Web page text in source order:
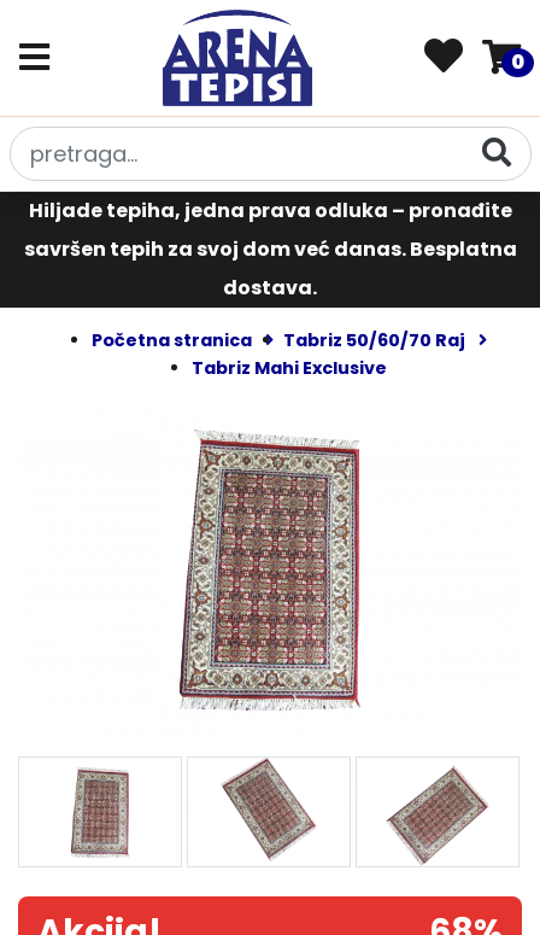
0
Hiljade tepiha, jedna prava odluka – pronađite
savršen tepih za svoj dom već danas. Besplatna
dostava.
Početna stranica
Tabriz 50/60/70 Raj
Tabriz Mahi Exclusive